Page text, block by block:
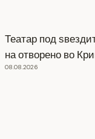
Театар под
на отворено во
08.08.2026